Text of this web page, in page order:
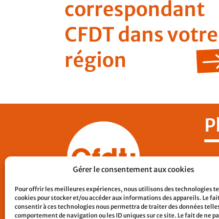
Gérer le consentement aux cookies
Pour offrir les meilleures expériences, nous utilisons des technologies
cookies pour stocker et/ou accéder aux informations des appareils. Le
consentir à ces technologies nous permettra de traiter des données
comportement de navigation ou les ID uniques sur ce site. Le fait de ne
correspondant
CFDT dans votre
région